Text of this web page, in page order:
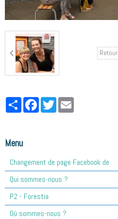
Retour
PartagerFacebookTwitter
Menu
Changement de page Facebook de
Qui sommes-nous ?
P2 - Forestia
Où sommes-nous ?